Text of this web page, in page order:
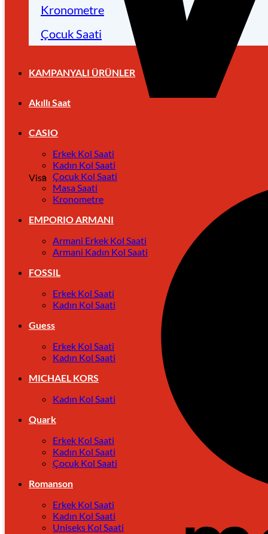
Visa
Kronometre
Çocuk Saati
KAMPANYALI ÜRÜNLER
Akıllı Saat
CASIO
Erkek Kol Saati
Kadın Kol Saati
Çocuk Kol Saati
Masa Saati
Kronometre
EMPORIO ARMANI
Armani Erkek Kol Saati
Armani Kadın Kol Saati
FOSSIL
Erkek Kol Saati
Kadın Kol Saati
Guess
Erkek Kol Saati
Kadın Kol Saati
MICHAEL KORS
Kadın Kol Saati
Quark
Erkek Kol Saati
Kadın Kol Saati
Çocuk Kol Saati
Romanson
Erkek Kol Saati
Kadın Kol Saati
Uniseks Kol Saati